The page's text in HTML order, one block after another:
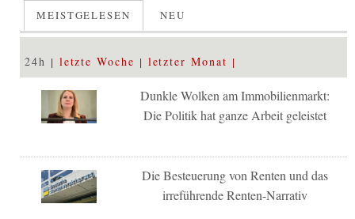
MEISTGELESEN NEU
24h letzte Woche letzter Monat
Dunkle Wolken am Immobilienmarkt:
Die Politik hat ganze Arbeit geleistet
Die Besteuerung von Renten und das
irreführende Renten-Narrativ